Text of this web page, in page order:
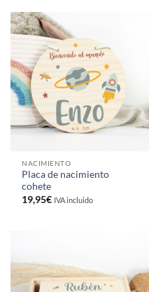
NACIMIENTO
Placa de nacimiento
cohete
19,95€ IVA incluido